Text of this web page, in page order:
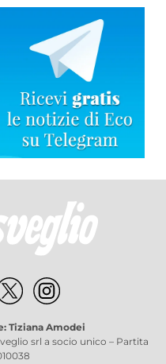
Tiziana Amodei
srl a socio unico – Partita